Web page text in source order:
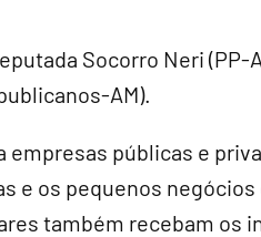
Socorro Neri (PP-
AM).
públicas e
e os pequenos negócios
também recebam os